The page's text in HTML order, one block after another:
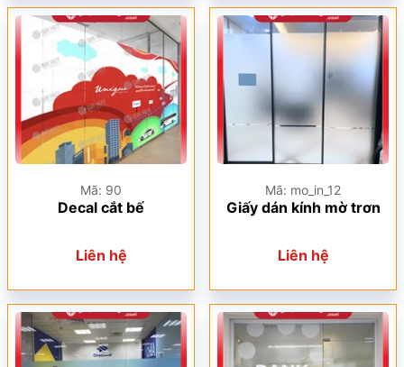
Mã: 90
Decal cắt bế
Liên hệ
Mã: mo_in_12
Giấy dán kính mờ trơn
Liên hệ